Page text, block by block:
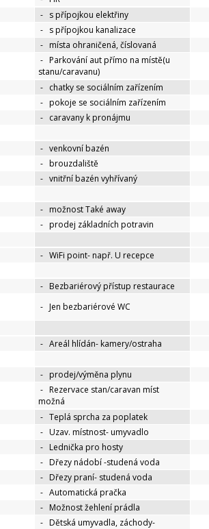
- s přípojkou elektřiny
- s přípojkou kanalizace
- místa ohraničená, číslovaná
- Parkování aut přímo na místě(u
stanu/caravanu)
- chatky se sociálním zařízením
- pokoje se sociálním zařízením
- caravany k pronájmu
- venkovní bazén
- brouzdaliště
- vnitřní bazén vyhřívaný
- možnost Také away
- prodej základních potravin
- WiFi point- např. U recepce
- Bezbariérový přístup restaurace
- Jen bezbariérové WC
- Areál hlídán- kamery/ostraha
- prodej/výměna plynu
- Rezervace stan/caravan míst
možná
- Teplá sprcha za poplatek
- Uzav. místnost- umyvadlo
- Lednička pro hosty
- Dřezy nádobí -studená voda
- Dřezy praní- studená voda
- Automatická pračka
- Možnost žehlení prádla
- Dětská umyvadla, záchody-